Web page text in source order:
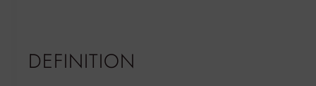
DEFINITION